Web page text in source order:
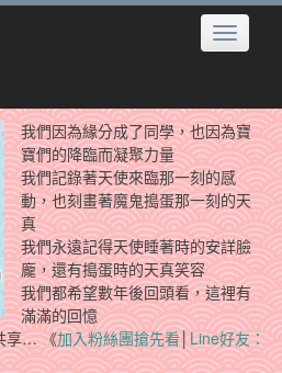
Toggle
我們因為緣分成了同學，也因為寶
寶們的降臨而凝聚力量
我們記錄著天使來臨那一刻的感
動，也刻畫著魔鬼搗蛋那一刻的天
真
我們永遠記得天使睡著時的安詳臉
龐，還有搗蛋時的天真笑容
我們都希望數年後回頭看，這裡有
滿滿的回憶
享… 《加入粉絲團搶先看│Line好友：